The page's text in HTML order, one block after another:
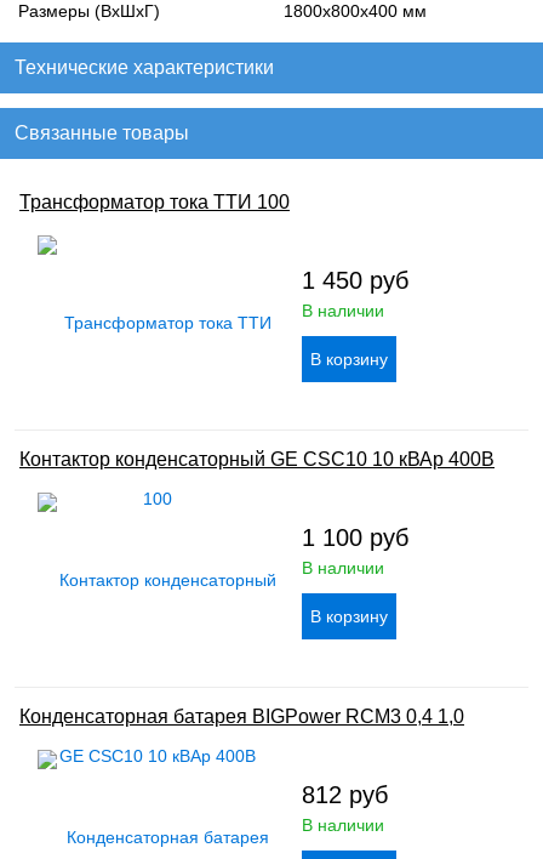
Размеры (ВхШхГ)
1800х800х400 мм
Технические характеристики
Связанные товары
Трансформатор тока ТТИ 100
1 450 руб
В наличии
Контактор конденсаторный GE CSC10 10 кВАр 400В
1 100 руб
В наличии
Конденсаторная батарея BIGPower RCM3 0,4 1,0
812 руб
В наличии